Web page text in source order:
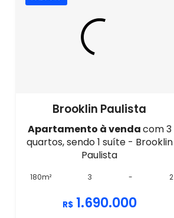
Brooklin Paulista
Apartamento à vendacom 3
quartos, sendo 1 suíte - Brooklin
Paulista
180m² 3 - 2
R$ 1.690.000